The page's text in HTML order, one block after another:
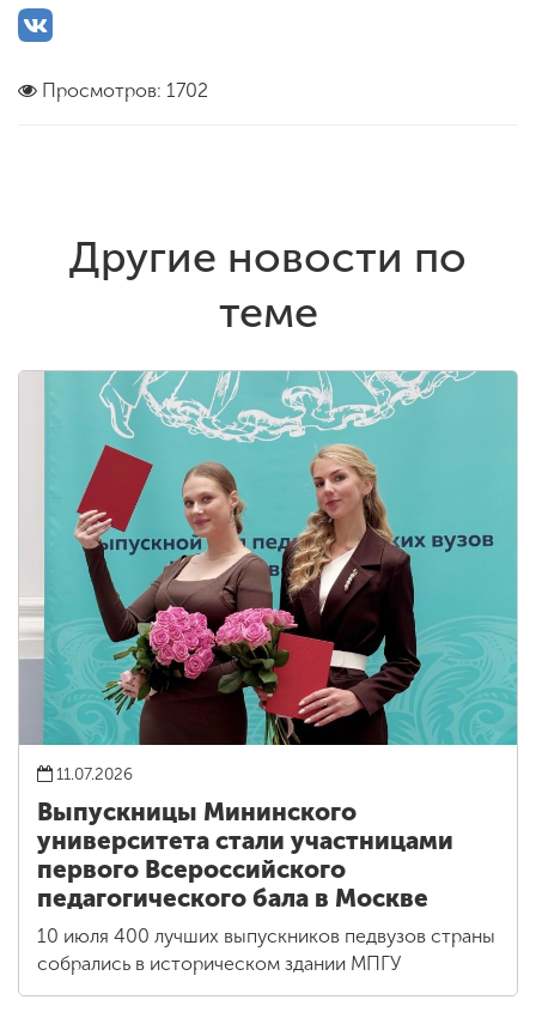
Просмотров: 1702
Другие новости по
теме
11.07.2026
Выпускницы Мининского
университета стали участницами
первого Всероссийского
педагогического бала в Москве
10 июля 400 лучших выпускников педвузов страны
собрались в историческом здании МПГУ